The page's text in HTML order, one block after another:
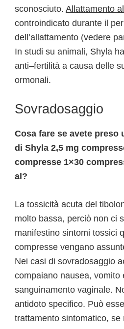
sconosciuto. Allattamento
controindicato durante il
dell’allattamento (vedere
In studi su animali, Shyla
anti–fertilità a causa delle
ormonali.
Sovradosaggio
Cosa fare se avete preso
di Shyla 2,5 mg
compresse 1×30
al?
La tossicità acuta del
molto bassa, perciò non ci
manifestino sintomi tossici
compresse vengano
Nei casi di sovradosaggio
compaiano nausea, vomito
sanguinamento vaginale.
antidoto specifico. Può
trattamento sintomatico, se